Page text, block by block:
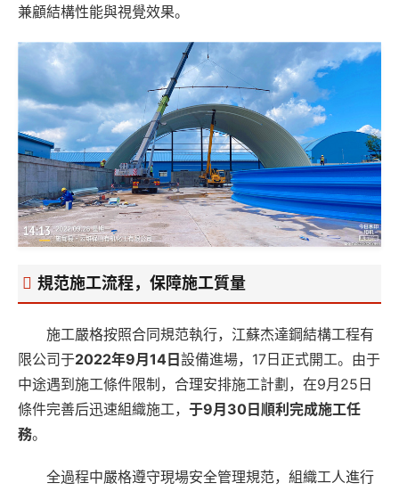
兼顧結構性能與視覺效果。
規范施工流程，保障施工質量
施工嚴格按照合同規范執行，江蘇杰達鋼結構工程有
限公司于2022年9月14日設備進場，17日正式開工。由于
中途遇到施工條件限制，合理安排施工計劃，在9月25日
條件完善后迅速組織施工， 于9月30日順利完成施工任
務。
全過程中嚴格遵守現場安全管理規范，組織工人進行